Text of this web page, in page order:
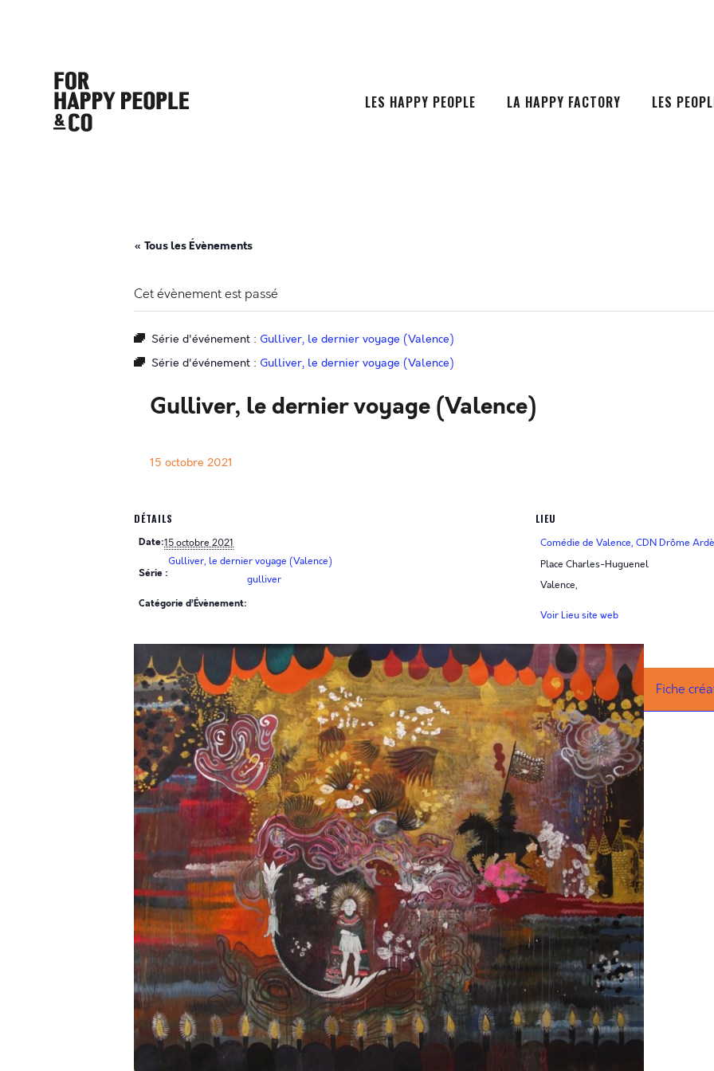
LES HAPPY PEOPLE LA HAPPY FACTORY LES
« Tous les Évènements
Cet évènement est passé
Série d'événement : Gulliver, le dernier voyage (Valence)
Série d'événement : Gulliver, le dernier voyage (Valence)
Gulliver, le dernier voyage (Valence)
15 octobre 2021
DÉTAILS
Date:15 octobre 2021
Série :
Gulliver, le dernier voyage (Valence)
Catégorie d’Évènement:
gulliver
LIEU
Comédie de Valence, CDN Drôme
Place Charles-Huguenel
Valence,
Voir Lieu site web
Fiche